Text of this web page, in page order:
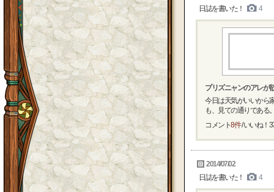
日誌を書いた！
4
プリズニャンのアレが
今日は天気がいいから
も、見ての通りである
コメント8件/ いいね！
2014/07/02
日誌を書いた！
4